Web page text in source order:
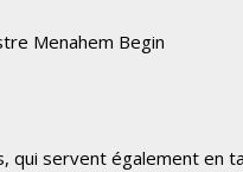
Menahem Begin
qui servent également en